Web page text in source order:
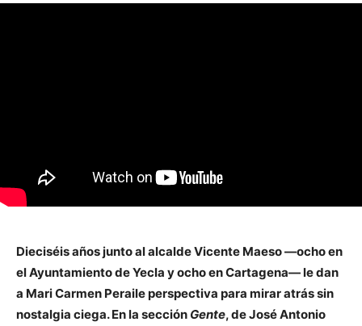
Dieciséis años junto al alcalde Vicente Maeso —ocho en
el Ayuntamiento de Yecla y ocho en Cartagena— le dan
a Mari Carmen Peraile perspectiva para mirar atrás sin
nostalgia ciega. En la sección Gente, de José Antonio